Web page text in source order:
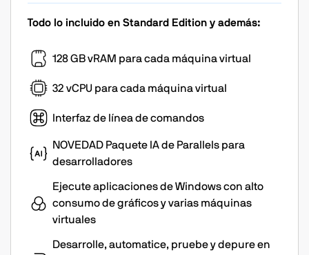
Todo lo incluido en Standard Edition y además:
128 GB vRAM para cada máquina virtual
32 vCPU para cada máquina virtual
Interfaz de línea de comandos
NOVEDAD Paquete IA de Parallels para
desarrolladores
Ejecute aplicaciones de Windows con alto
consumo de gráficos y varias máquinas
virtuales
Desarrolle, automatice, pruebe y depure en